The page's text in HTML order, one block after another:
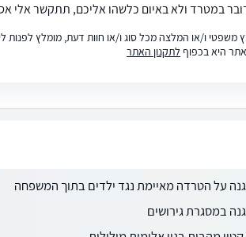
במטרד ולא באיום כלשהו אליכם, תתקשר אלי
משפטי ו/או המלצה מכל סוג ו/או חוות דעת, מומלץ
היא בכפוף לתקנון האתר
על הטרדה מאיימת נגד ילדים בתוך המשפחה
במסגרת גירושים